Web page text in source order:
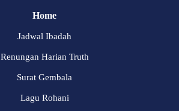
Home
Jadwal Ibadah
Renungan Harian Truth
Surat Gembala
Lagu Rohani